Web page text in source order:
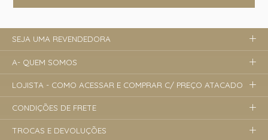
SEJA UMA REVENDEDORA
A- QUEM SOMOS
LOJISTA - COMO ACESSAR E COMPRAR C/ PREÇO ATACADO
CONDIÇÕES DE FRETE
TROCAS E DEVOLUÇÕES